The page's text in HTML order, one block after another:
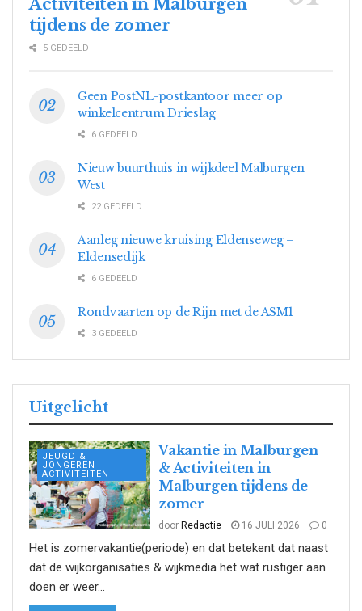
Activiteiten in Malburgen
tijdens de zomer
5 GEDEELD
Geen PostNL-postkantoor meer op
winkelcentrum Drieslag
6 GEDEELD
Nieuw buurthuis in wijkdeel Malburgen
West
22 GEDEELD
Aanleg nieuwe kruising Eldenseweg –
Eldensedijk
6 GEDEELD
Rondvaarten op de Rijn met de ASM1
3 GEDEELD
Uitgelicht
JEUGD &
JONGEREN
ACTIVITEITEN
Vakantie in Malburgen
& Activiteiten in
Malburgen tijdens de
zomer
door Redactie 16 JULI 2026 0
Het is zomervakantie(periode) en dat betekent dat naast
dat de wijkorganisaties & wijkmedia het wat rustiger aan
doen er weer...